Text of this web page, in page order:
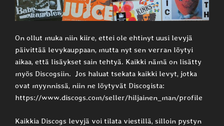
On ollut muka niin kiire, ettei ole ehtinyt uusi levyjä
päivittää levykauppaan, mutta nyt sen verran löytyi
aikaa, että lisäykset sain tehtyä. Kaikki nämä on lisätty
myös Discogsiin. Jos haluat tsekata kaikki levyt, jotka
ovat myynnissä, niin ne löytyvät Discogista:
https://www.discogs.com/seller/hiljainen_man/profile
Kaikkia Discogs levyjä voi tilata viestillä, silloin pystyn